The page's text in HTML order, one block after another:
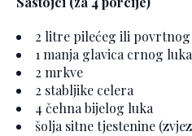
2 litre pilećeg ili povrtnog
1 manja glavica crnog luka
2 mrkve
2 stabljike celera
4 čehna bijelog luka
šolja sitne tjestenine